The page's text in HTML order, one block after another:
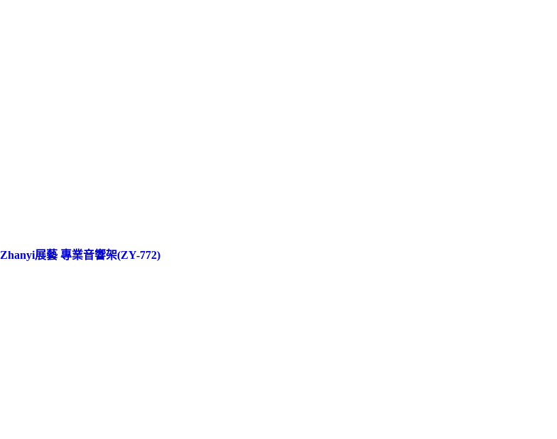
Zhanyi展藝 專業音響架(ZY-772)